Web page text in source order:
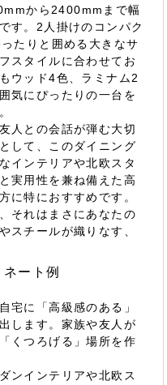
から2400mmまで幅
す。2人掛けのコンパク
たりと囲める大きなサ
スタイルに合わせてお
ウッド4色、ラミナム2
気にぴったりの一台を
人との会話が弾む大切
して、このダイニング
インテリアや北欧スタ
実用性を兼ね備えた高
に特におすすめです。
それはまさにあなたの
スチールが織りなす、
ート例
宅に「高級感のある」
します。家族や友人が
くつろげる」場所を作
ンインテリアや北欧ス